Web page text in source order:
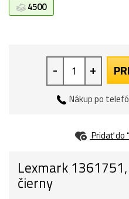
4500
- +
Nákup po
Pridať do
Lexmark
čierny